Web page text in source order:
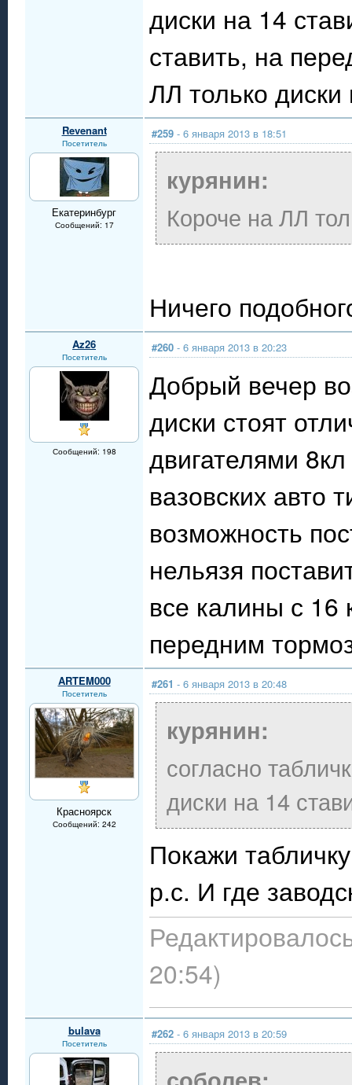
диски на 14
ставить, на
ЛЛ только
Revenant
Посетитель
Екатеринбург
Сообщений: 17
#259 - 6 января 2013 в 18:51
курянин:
Короче на ЛЛ
Ничего
Az26
Посетитель
Сообщений: 198
#260 - 6 января 2013 в 20:23
Добрый вечер
диски стоят
двигателями
вазовских авто
возможность
нельязя
все калины с 16
передним
ARTEM000
Посетитель
Красноярск
Сообщений: 242
#261 - 6 января 2013 в 20:48
курянин:
согласно
диски на 14
Покажи
р.с. И где
20:54)
bulava
Посетитель
#262 - 6 января 2013 в 20:59